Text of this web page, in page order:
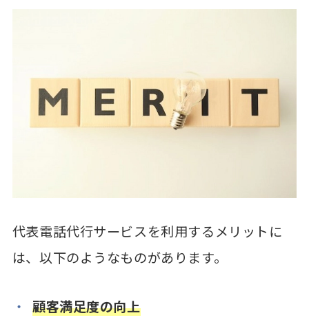
代表電話代行サービスを利用するメリットに
は、以下のようなものがあります。
顧客満足度の向上